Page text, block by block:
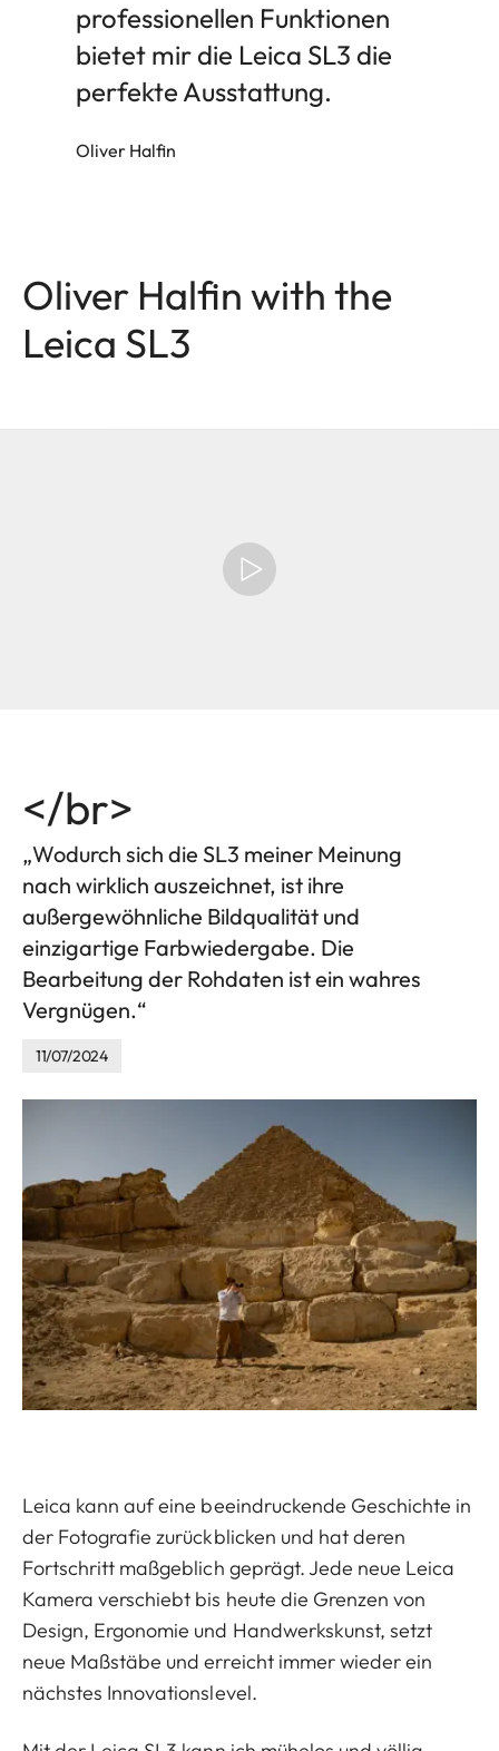
professionellen Funktionen
bietet mir die Leica SL3 die
perfekte Ausstattung.
Oliver Halfin
Oliver Halfin with the
Leica SL3
</br>
„Wodurch sich die SL3 meiner Meinung
nach wirklich auszeichnet, ist ihre
außergewöhnliche Bildqualität und
einzigartige Farbwiedergabe. Die
Bearbeitung der Rohdaten ist ein wahres
Vergnügen.“
11/07/2024
Leica kann auf eine beeindruckende Geschichte in
der Fotografie zurückblicken und hat deren
Fortschritt maßgeblich geprägt. Jede neue Leica
Kamera verschiebt bis heute die Grenzen von
Design, Ergonomie und Handwerkskunst, setzt
neue Maßstäbe und erreicht immer wieder ein
nächstes Innovationslevel.